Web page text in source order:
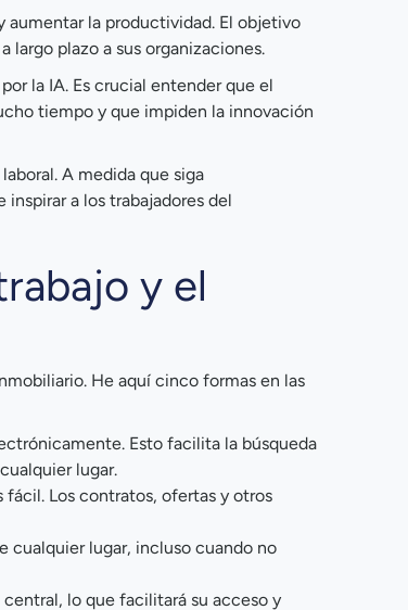
aumentar la productividad. El objetivo
largo plazo a sus organizaciones.
la IA. Es crucial entender que el
tiempo y que impiden la innovación
A medida que siga
a los trabajadores del
y el
He aquí cinco formas en las
Esto facilita la búsqueda
lugar.
Los contratos, ofertas y otros
cualquier lugar, incluso cuando no
lo que facilitará su acceso y